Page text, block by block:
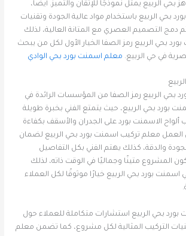
الربيع يمثل نموذجًا للإتقان والتميز. أيضًا،
بحي الربيع باستخدام مواد عالية الجودة وتقنيات
دمج التصميم العصري مع المتانة العالية، لذلك
بحي الربيع رمز الصفا الخيار الأول لكل من يبحث
في حي الربيع. معلم اسمنت بورد بحي الوادي
بحي الربيع رمز الصفا من المؤسسات الرائدة في
بورد بحي الربيع، حيث يتمتع الفني بخبرة طويلة
ألواح الاسمنت بورد على الجدران والأسقف بكفاءة
معلم تركيب اسمنت بورد بحي الربيع لضمان
الجودة والدقة، كذلك يهتم الفني بكل التفاصيل
المشروع متينًا وجماليًا في الوقت ذاته، لذلك
اسمنت بورد بحي الربيع خيارًا موثوقًا لكل العملاء
بورد بحي الربيع استشارات متكاملة للعملاء حول
وتقنيات التركيب المثالية لكل مشروع، كما تضمن معلم